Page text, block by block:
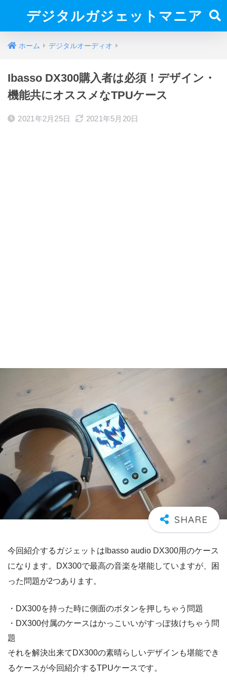
デジタルガジェットマニア
ホーム デジタルオーディオ
Ibasso DX300購入者は必須！デザイン・
機能共にオススメなTPUケース
2021年2月25日 2021年5月20日
今回紹介するガジェットはIbasso audio DX300用のケース
になります。DX300で最高の音楽を堪能していますが、困
った問題が2つあります。
・DX300を持った時に側面のボタンを押しちゃう問題
・DX300付属のケースはかっこいいがすっぽ抜けちゃう問
題
それを解決出来てDX300の素晴らしいデザインも堪能でき
るケースが今回紹介するTPUケースです。